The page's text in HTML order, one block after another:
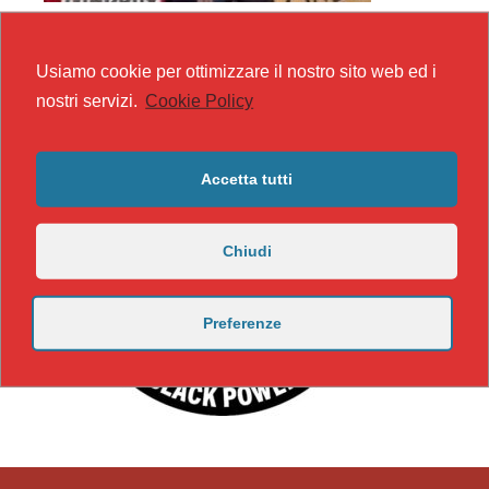
Usiamo cookie per ottimizzare il nostro sito web ed i
nostri servizi. Cookie Policy
Accetta tutti
Chiudi
Preferenze